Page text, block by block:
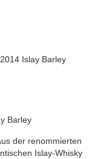
Barley
der renommierten
Islay-Whisky